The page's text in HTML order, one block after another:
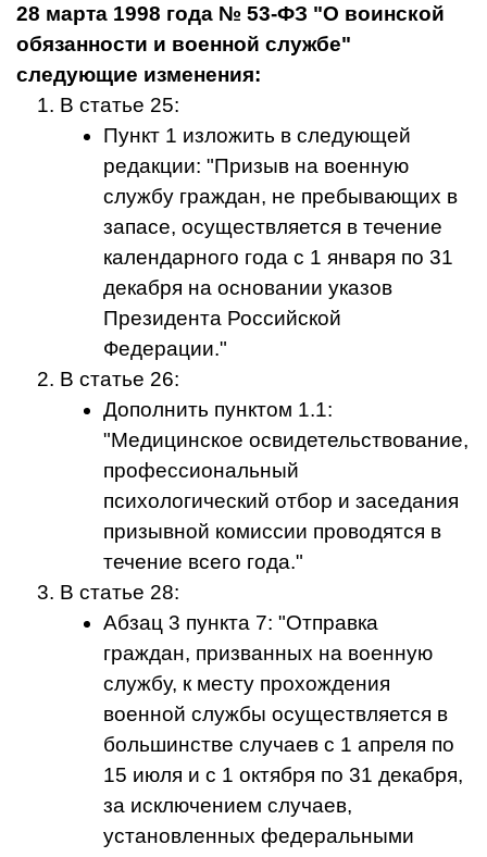
28 марта 1998 года № 53-ФЗ "О воинской
обязанности и военной службе"
следующие изменения:
В статье 25:
Пункт 1 изложить в следующей
редакции: "Призыв на военную
службу граждан, не пребывающих в
запасе, осуществляется в течение
календарного года с 1 января по 31
декабря на основании указов
Президента Российской
Федерации."
В статье 26:
Дополнить пунктом 1.1:
"Медицинское освидетельствование,
профессиональный
психологический отбор и заседания
призывной комиссии проводятся в
течение всего года."
В статье 28:
Абзац 3 пункта 7: "Отправка
граждан, призванных на военную
службу, к месту прохождения
военной службы осуществляется в
большинстве случаев с 1 апреля по
15 июля и с 1 октября по 31 декабря,
за исключением случаев,
установленных федеральными